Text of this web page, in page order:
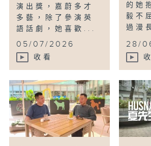
演出獎，嘉蔚多才
多藝，除了參演英
語話劇，她喜歡...
05/07/2026
收看
的她
毅不
過漫
28/